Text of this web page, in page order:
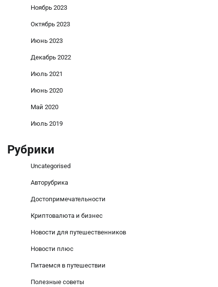
Ноябрь 2023
Октябрь 2023
Июнь 2023
Декабрь 2022
Июль 2021
Июнь 2020
Май 2020
Июль 2019
Рубрики
Uncategorised
Авторубрика
Достопримечательности
Криптовалюта и бизнес
Новости для путешественников
Новости плюс
Питаемся в путешествии
Полезные советы